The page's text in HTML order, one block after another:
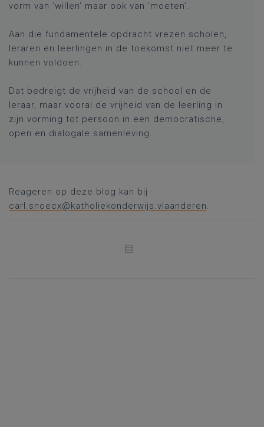
vorm van ‘willen’ maar ook van ‘moeten’.
Aan die fundamentele opdracht vrezen scholen,
leraren en leerlingen in de toekomst niet meer te
kunnen voldoen.
Dat bedreigt de vrijheid van de school en de
leraar, maar vooral de vrijheid van de leerling in
zijn vorming tot persoon in een democratische,
open en dialogale samenleving.
Reageren op deze blog kan bij
carl.snoecx@katholiekonderwijs.vlaanderen.